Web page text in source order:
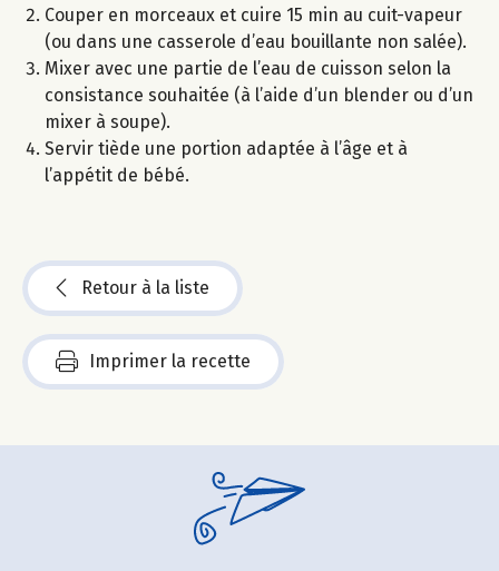
Couper en morceaux et cuire 15 min au cuit-vapeur
(ou dans une casserole d’eau bouillante non salée).
Mixer avec une partie de l’eau de cuisson selon la
consistance souhaitée (à l’aide d’un blender ou d’un
mixer à soupe).
Servir tiède une portion adaptée à l’âge et à
l’appétit de bébé.
Retour à la liste
Imprimer la recette